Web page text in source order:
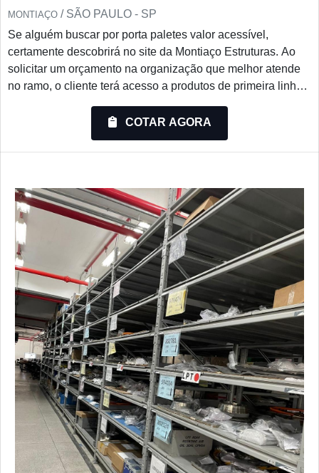
MONTIAÇO / SÃO PAULO - SP
Se alguém buscar por porta paletes valor acessível,
certamente descobrirá no site da Montiaço Estruturas. Ao
solicitar um orçamento na organização que melhor atende
no ramo, o cliente terá acesso a produtos de primeira linha
venda.Quando o assunto é porta paletes valor justo, com a
Montiaço Estruturas o cliente encontrará ótima qualidade e
as melhores soluções para armazenagem.UM POUCO
COTAR AGORA